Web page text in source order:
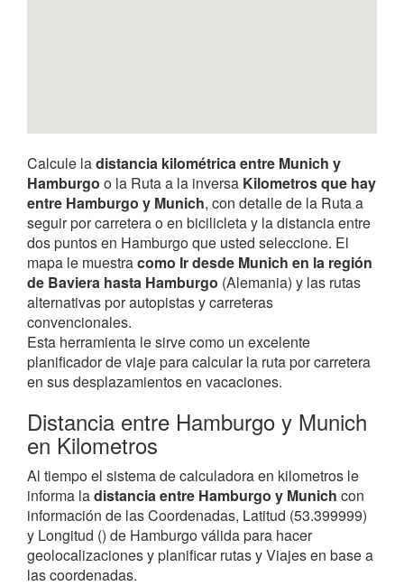
Calcule ladistancia kilométrica entre Munich y
Hamburgo o la Ruta a la inversa Kilometros que hay
entre Hamburgo y Munich, con detalle de la Ruta a
seguir por carretera o en bicilicleta y la distancia entre
dos puntos en Hamburgo que usted seleccione. El
mapa le muestracomo Ir desde Munich en la región
de Baviera hasta Hamburgo (Alemania) y las rutas
alternativas por autopistas y carreteras
convencionales.
Esta herramienta le sirve como un excelente
planificador de viaje para calcular la ruta por carretera
en sus desplazamientos en vacaciones.
Distancia entre Hamburgo y Munich
en Kilometros
Al tiempo el sistema de calculadora en kilometros le
informa ladistancia entre Hamburgo y Munich con
información de las Coordenadas, Latitud (53.399999)
y Longitud () de Hamburgo válida para hacer
geolocalizaciones y planificar rutas y Viajes en base a
las coordenadas.